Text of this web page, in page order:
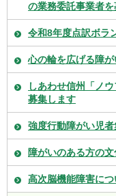
の業務委託事業者を
令和8年度点訳ボラ
心の輪を広げる障
しあわせ信州「ノ
募集します
強度行動障がい児
障がいのある方の
高次脳機能障害につ